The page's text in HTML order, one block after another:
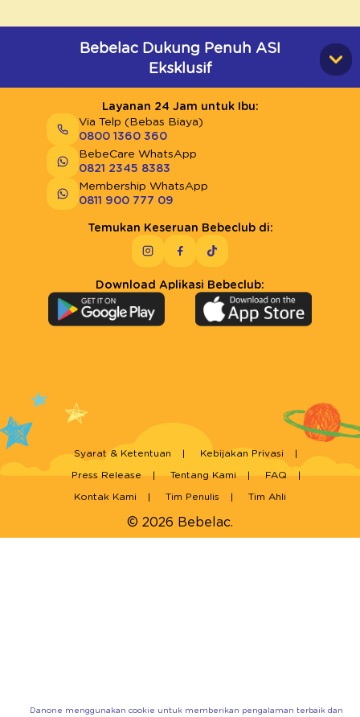
Bebelac Dukung Penuh ASI
Eksklusif
Layanan 24 Jam untuk Ibu:
Via Telp (Bebas Biaya)
0800 1360 360
BebeCare WhatsApp
0821 2345 8383
Membership WhatsApp
0811 900 777 09
Temukan Keseruan Bebeclub di:
Download Aplikasi Bebeclub:
© 2026 Bebelac.
Syarat & Ketentuan Kebijakan Privasi
Press Release Tentang Kami FAQ
Kontak Kami Tim Penulis Tim Ahli
Danone menggunakan cookie untuk memberikan pengalaman terbaik dan